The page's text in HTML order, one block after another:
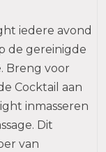
iedere avond
de gereinigde
Breng voor
Cocktail aan
inmasseren
Dit
van